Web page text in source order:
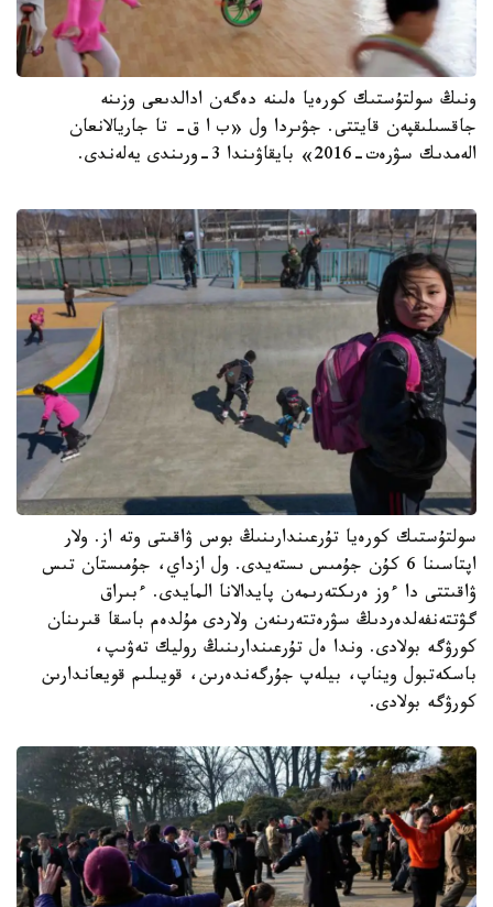
ونىڭ سولتۇستىك كورەيا ەلىنە دەگەن ادالدىعى وزىنە
جاقسىلىقپەن قايتتى. جۋىردا ول «ب ا ق- تا جاريالانعان
الەمدىك سۋرەت-2016» بايقاۋىندا 3-ورىندى يەلەندى.
سولتۇستىك كورەيا تۇرعىندارىنىڭ بوس ۋاقىتى وتە از. ولار
اپتاسىنا 6 كۇن جۇمىس ىستەيدى. ول ازداي، جۇمىستان تىس
ۋاقىتتى دا ءوز ەرىكتەرىمەن پايدالانا المايدى. ءبىراق
گۋتتەنفەلدەردىڭ سۋرەتتەرىنەن ولاردى مۇلدەم باسقا قىرىنان
كورۋگە بولادى. وندا ەل تۇرعىندارىنىڭ روليك تەۋىپ،
باسكەتبول ويناپ، بيلەپ جۇرگەندەرىن، قويىلىم قويعاندارىن
كورۋگە بولادى.